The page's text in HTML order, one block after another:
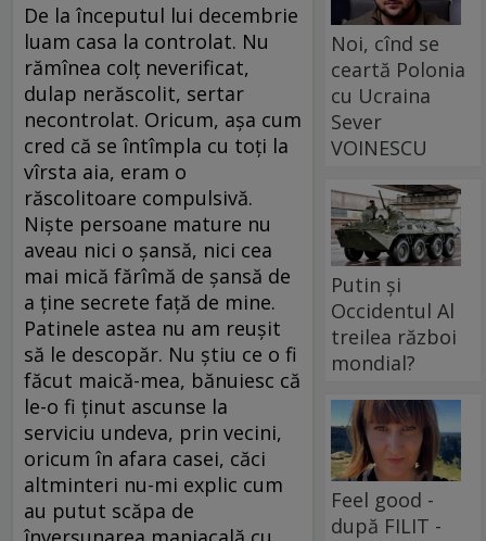
De la începutul lui decembrie
luam casa la controlat. Nu
rămînea colț neverificat,
dulap nerăscolit, sertar
necontrolat. Oricum, așa cum
cred că se întîmpla cu toți la
vîrsta aia, eram o
răscolitoare compulsivă.
Niște persoane mature nu
aveau nici o șansă, nici cea
mai mică fărîmă de șansă de
a ține secrete față de mine.
Patinele astea nu am reușit
să le descopăr. Nu știu ce o fi
făcut maică-mea, bănuiesc că
le-o fi ținut ascunse la
serviciu undeva, prin vecini,
oricum în afara casei, căci
altminteri nu-mi explic cum
au putut scăpa de
Noi, cînd se
ceartă Polonia
cu Ucraina
Sever
VOINESCU
Putin și
Occidentul Al
treilea război
mondial?
Feel good -
după FILIT -